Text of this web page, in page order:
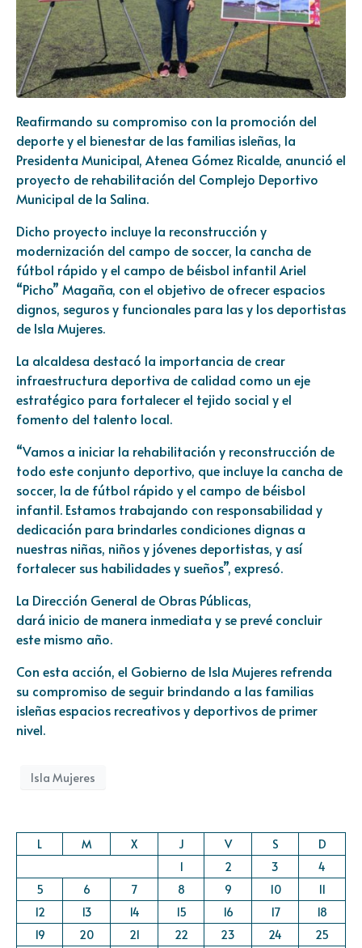
Reafirmando su compromiso con la promoción del
deporte y el bienestar de las familias isleñas, la
Presidenta Municipal, Atenea Gómez Ricalde, anunció el
proyecto de rehabilitación del Complejo Deportivo
Municipal de la Salina.
Dicho proyecto incluye la reconstrucción y
modernización del campo de soccer, la cancha de
fútbol rápido y el campo de béisbol infantil Ariel
“Picho” Magaña, con el objetivo de ofrecer espacios
dignos, seguros y funcionales para las y los deportistas
de Isla Mujeres.
La alcaldesa destacó la importancia de crear
infraestructura deportiva de calidad como un eje
estratégico para fortalecer el tejido social y el
fomento del talento local.
“Vamos a iniciar la rehabilitación y reconstrucción de
todo este conjunto deportivo, que incluye la cancha de
soccer, la de fútbol rápido y el campo de béisbol
infantil. Estamos trabajando con responsabilidad y
dedicación para brindarles condiciones dignas a
nuestras niñas, niños y jóvenes deportistas, y así
fortalecer sus habilidades y sueños”, expresó.
La Dirección General de Obras Públicas,
dará inicio de manera inmediata y se prevé concluir
este mismo año.
Con esta acción, el Gobierno de Isla Mujeres refrenda
su compromiso de seguir brindando a las familias
isleñas espacios recreativos y deportivos de primer
nivel.
Isla Mujeres
L M X J V S
D
1
2 3
4
5
6 7 8 9 10
11
12
13 14 15 16 17
18
19
20 21 22 23 24
25